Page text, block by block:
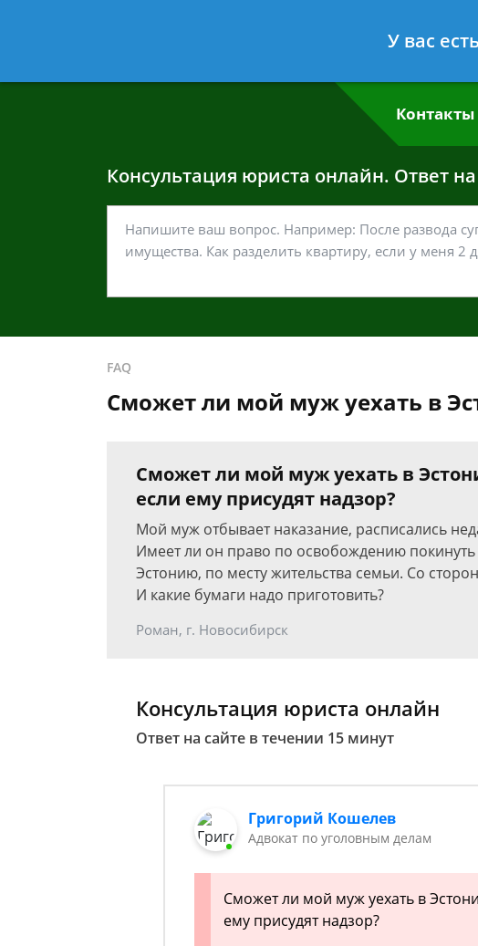
- Адвокат по уголовным
Контакты
Консультация юриста онлайн. Ответ
FAQ
Сможет ли мой муж уехать в
Сможет ли мой муж уехать в
если ему присудят надзор?
Мой муж отбывает наказание, расписались
Имеет ли он право по освобождению покинуть
Эстонию, по месту жительства семьи. Со
И какие бумаги надо приготовить?
Роман, г. Новосибирск
Консультация юриста онлайн
Ответ на сайте в течении 15 минут
Григорий Кошелев
Адвокат по уголовным делам
Сможет ли мой муж уехать в
ему присудят надзор?
У вас